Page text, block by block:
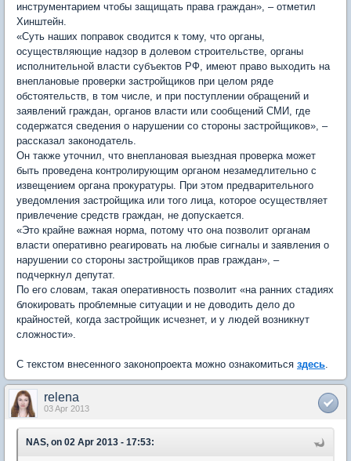
инструментарием чтобы защищать права граждан», – отметил
Хинштейн.
«Суть наших поправок сводится к тому, что органы,
осуществляющие надзор в долевом строительстве, органы
исполнительной власти субъектов РФ, имеют право выходить на
внеплановые проверки застройщиков при целом ряде
обстоятельств, в том числе, и при поступлении обращений и
заявлений граждан, органов власти или сообщений СМИ, где
содержатся сведения о нарушении со стороны застройщиков», –
рассказал законодатель.
Он также уточнил, что внеплановая выездная проверка может
быть проведена контролирующим органом незамедлительно с
извещением органа прокуратуры. При этом предварительного
уведомления застройщика или того лица, которое осуществляет
привлечение средств граждан, не допускается.
«Это крайне важная норма, потому что она позволит органам
власти оперативно реагировать на любые сигналы и заявления о
нарушении со стороны застройщиков прав граждан», –
подчеркнул депутат.
По его словам, такая оперативность позволит «на ранних стадиях
блокировать проблемные ситуации и не доводить дело до
крайностей, когда застройщик исчезнет, и у людей возникнут
сложности».
С текстом внесенного законопроекта можно ознакомиться здесь.
relena
03 Apr 2013
NAS, on 02 Apr 2013 - 17:53: